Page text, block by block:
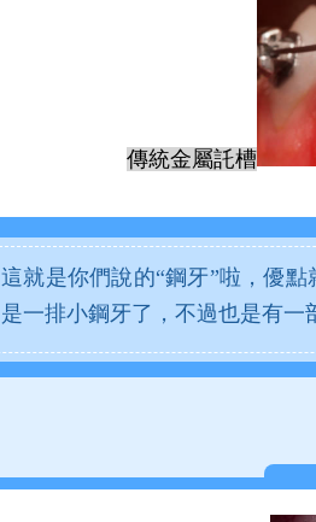
傳統金屬託槽
這就是你們說的“鋼牙”啦，優
是一排小鋼牙了，不過也是有一